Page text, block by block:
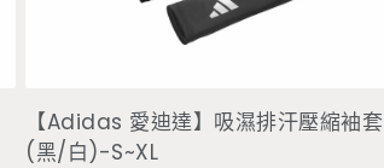
選擇選項
【Adidas 愛迪達】吸濕排汗壓縮袖套
(黑/白)-S~XL